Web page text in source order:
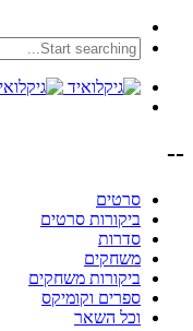
--
סרטים
ביקורות סרטים
סדרות
משחקים
ביקורות משחקים
ספרים וקומיקס
וכל השאר